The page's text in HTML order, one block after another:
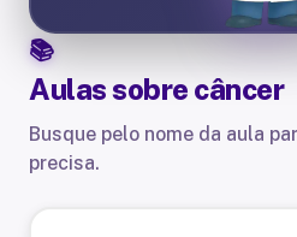
Aulas sobre câncer
Busque pelo nome da aula
precisa.